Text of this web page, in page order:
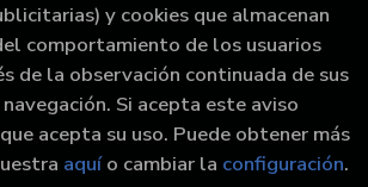
Paz. Todos los Derechos Reservados
|Grupo Trevenque
y cookies que almacenan
comportamiento de los usuarios
de la observación continuada de sus
Si acepta este aviso
acepta su uso. Puede obtener más
aquío cambiar la configuración.